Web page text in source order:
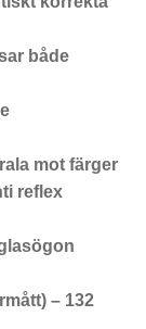
både
mot färger
reflex
– 132